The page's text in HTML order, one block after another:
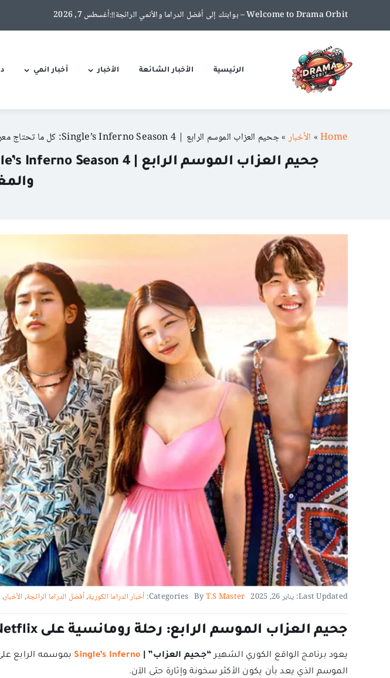
Welcome to Drama Orbit – بوابتك إلى أفضل الدراما والأنمي الرائجة!!:أغسطس 7, 2026
الرئيسية الأخبار الشائعة الأخبار أخبار انمي
Home
» الأخبار»جحيم العزاب الموسم الرابع | Single’s Inferno Season 4: كل ما تحتاج معرفته عن الحلقات، الشخصيات، والمغامرات
Last Updated: يناير 26, 2025 ByT.S Master
Categories: أخبار الدراما الكورية,أفضل الدراما الرائجة,الأخبار,
جحيم العزاب الموسم الرابع: رحلة رومانسية على Netflix
يعود برنامج الواقع الكوري الشهير“جحيم العزاب” | Single’s Inferno بموسمه الرابع
الموسم الذي يعد بأن يكون الأكثر سخونة وإثارة حتى الآن.